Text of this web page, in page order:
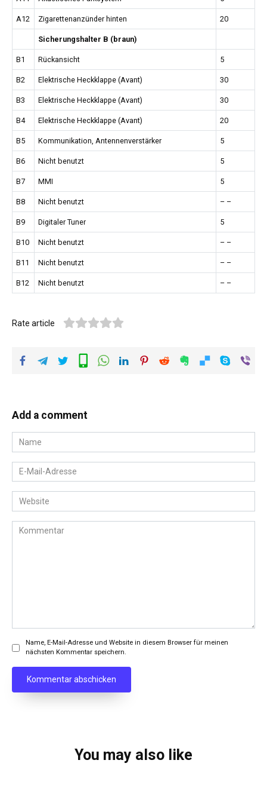
A12 Zigarettenanzünder hinten 20
Sicherungshalter B (braun)
B1 Rückansicht 5
B2 Elektrische Heckklappe (Avant) 30
B3 Elektrische Heckklappe (Avant) 30
B4 Elektrische Heckklappe (Avant) 20
B5 Kommunikation, Antennenverstärker 5
B6 Nicht benutzt 5
B7 MMI 5
B8 Nicht benutzt – –
B9 Digitaler Tuner 5
B10 Nicht benutzt – –
B11 Nicht benutzt – –
B12 Nicht benutzt – –
Rate article
Add a comment
Name
*
Mail-
Adresse
Website
Kommentar
Name, E-Mail-Adresse und Website in diesem Browser für meinen
nächsten Kommentar speichern.
You may also like